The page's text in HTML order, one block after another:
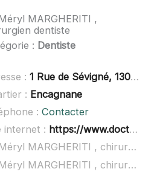
MARGHERITI ,
dentiste
: Dentiste
: 1 Rue de Sévigné, 13090 Aix-en-Provence
: Encagnane
: Contacter
internet : https://www.doctolib.fr/dentiste/aix-en-provence/margheriti-meryl
Dr Méryl MARGHERITI , chirurgien dentiste à domicile :
Dr Méryl MARGHERITI , chirurgien dentiste ouvert dimanche :